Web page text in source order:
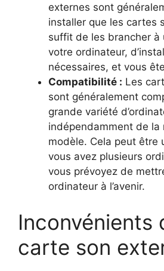
externes sont
installer que les cartes
suffit de les brancher à
votre ordinateur,
nécessaires, et vous
Compatibilité : Les
sont généralement
grande variété
indépendamment de la
modèle. Cela peut être
vous avez plusieurs
vous prévoyez de
ordinateur à l’avenir.
Inconvénients
carte son